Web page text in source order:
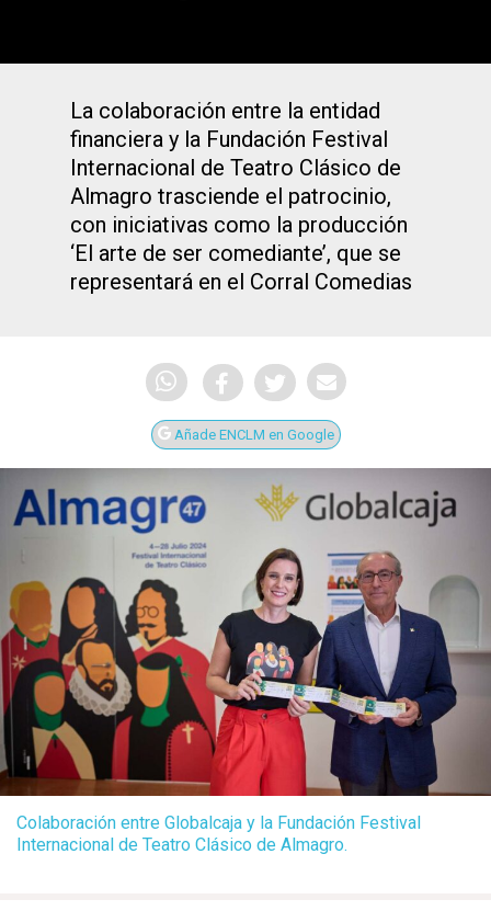
La colaboración entre la entidad
financiera y la Fundación Festival
Internacional de Teatro Clásico de
Almagro trasciende el patrocinio,
con iniciativas como la producción
‘El arte de ser comediante’, que se
representará en el Corral Comedias
Añade ENCLM en Google
Colaboración entre Globalcaja y la Fundación Festival
Internacional de Teatro Clásico de Almagro.